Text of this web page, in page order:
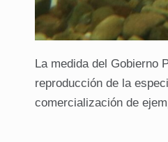
La medida del Gobierno
reproducción de la
comercialización de